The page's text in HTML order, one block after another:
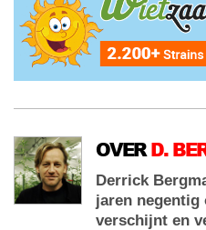
OVERD.
Derrick
jaren negentig
verschijnt en